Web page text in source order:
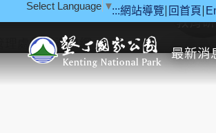
:::網站導覽 回首頁
Select Language ▼
最新消
教育